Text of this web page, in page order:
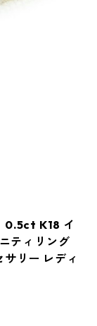
0.5ct K18 イ
ティリング
リー レディ